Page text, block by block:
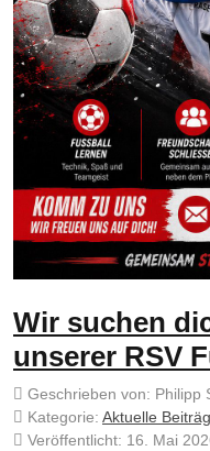
Wir suchen
unserer RSV
Geschrieben von: Philipp
Kategorie: Aktuelle
Veröffentlicht: 16. Mai